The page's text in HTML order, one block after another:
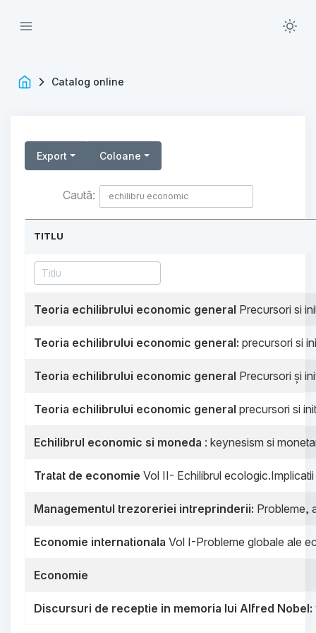
Catalog online
Export Coloane
Caută:
TITLU
Teoria echilibrului economic general Precursori si
Teoria echilibrului economic general: precursori si
Teoria echilibrului economic general Precursori și
Teoria echilibrului economic general precursori si
Echilibrul economic si moneda : keynesism si
Tratat de economie Vol II- Echilibrul
Managementul trezoreriei intreprinderii: Probleme,
Economie internationala Vol I-Probleme globale ale
Economie
Discursuri de receptie in memoria lui Alfred Nobel: